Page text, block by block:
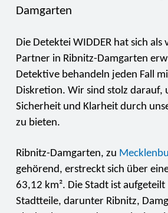
Damgarten
Die Detektei WIDDER hat sich
Partner in Ribnitz-Damgarten
Detektive behandeln jeden Fall
Diskretion. Wir sind stolz darauf,
Sicherheit und Klarheit durch
zu bieten.
Ribnitz-Damgarten, zu
gehörend, erstreckt sich über
63,12 km². Die Stadt ist
Stadtteile, darunter Ribnitz,